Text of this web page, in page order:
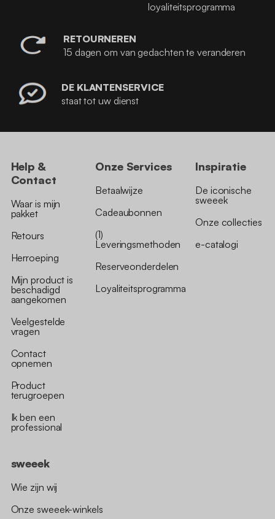
loyaliteitsprogramma
RETOURNEREN
15 dagen om van gedachten te veranderen
DE KLANTENSERVICE
staat tot uw dienst
Help &
Contact
Waar is mijn
pakket
Retours
Herroeping
Mijn product is
beschadigd
aangekomen
Veelgestelde
vragen
Contact
opnemen
Product
terugroepen
Ik ben een
professional
Onze Services
Betaalwijze
Cadeaubonnen
(1)
Leveringsmethoden
Reserveonderdelen
Loyaliteitsprogramma
Inspiratie
De iconische
sweeek
Onze collecties
e-catalogi
sweeek
Wie zijn wij
Onze sweeek-winkels